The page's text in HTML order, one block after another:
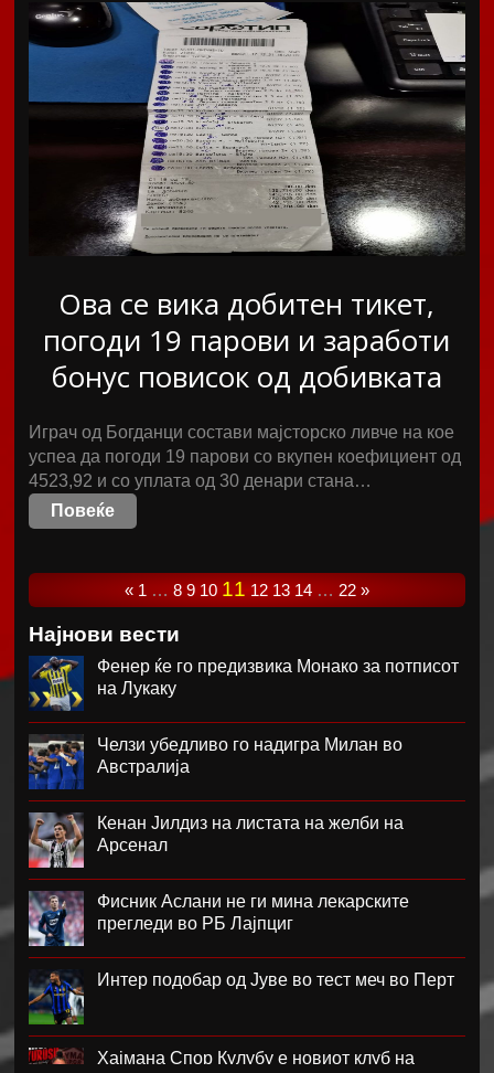
Ова се вика добитен тикет,
погоди 19 парови и заработи
бонус повисок од добивката
Играч од Богданци состави мајсторско ливче на кое
успеа да погоди 19 парови со вкупен коефициент од
4523,92 и со уплата од 30 денари стана…
Повеќе
« 1 … 8 9 10 11 12 13 14 … 22 »
Најнови вести
Фенер ќе го предизвика Монако за потписот
на Лукаку
Челзи убедливо го надигра Милан во
Австралија
Кенан Јилдиз на листата на желби на
Арсенал
Фисник Аслани не ги мина лекарските
прегледи во РБ Лајпциг
Интер подобар од Јуве во тест меч во Перт
Хајмана Спор Кулубу е новиот клуб на